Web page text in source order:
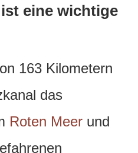
eine wichtige
163 Kilometern
das
Roten Meer und